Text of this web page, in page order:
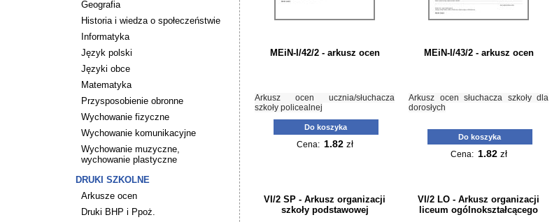
Geografia
Historia i wiedza o społeczeństwie
Informatyka
Język polski
Języki obce
Matematyka
Przysposobienie obronne
Wychowanie fizyczne
Wychowanie komunikacyjne
Wychowanie muzyczne,
wychowanie plastyczne
DRUKI SZKOLNE
Arkusze ocen
Druki BHP i Ppoż.
MEiN-I/42/2 - arkusz ocen
Arkusz ocen ucznia/słuchacza
szkoły policealnej
Do koszyka
Cena: 1.82 zł
MEiN-I/43/2 - arkusz ocen
Arkusz ocen słuchacza szkoły dla
dorosłych
Do koszyka
Cena: 1.82 zł
VI/2 SP - Arkusz organizacji
szkoły podstawowej
VI/2 LO - Arkusz organizacji
liceum ogólnokształcącego